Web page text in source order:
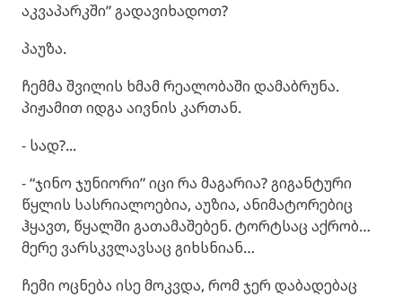
აკვაპარკში” გადავიხადოთ?
პაუზა.
ჩემმა შვილის ხმამ რეალობაში დამაბრუნა.
პიჟამით იდგა აივნის კართან.
- სად?...
- “ჯინო ჯუნიორი” იცი რა მაგარია? გიგანტური
წყლის სასრიალოებია, აუზია, ანიმატორებიც
ჰყავთ, წყალში გათამაშებენ. ტორტსაც აქრობ…
მერე ვარსკვლავსაც გიხსნიან…
ჩემი ოცნება ისე მოკვდა, რომ ჯერ დაბადებაც